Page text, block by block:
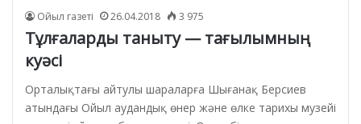
Ойыл газеті 26.04.2018 3 975
Тұлғаларды таныту — тағылымның
куәсі
Орталықтағы айтулы шараларға Шығанақ Берсиев
атындағы Ойыл аудандық өнер және өлке тарихы музейі